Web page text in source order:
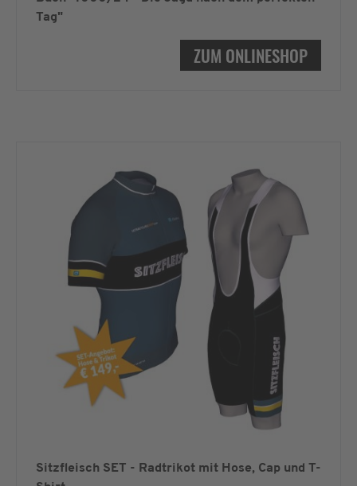
Tag"
ZUM ONLINESHOP
Sitzfleisch SET - Radtrikot mit Hose, Cap und T-